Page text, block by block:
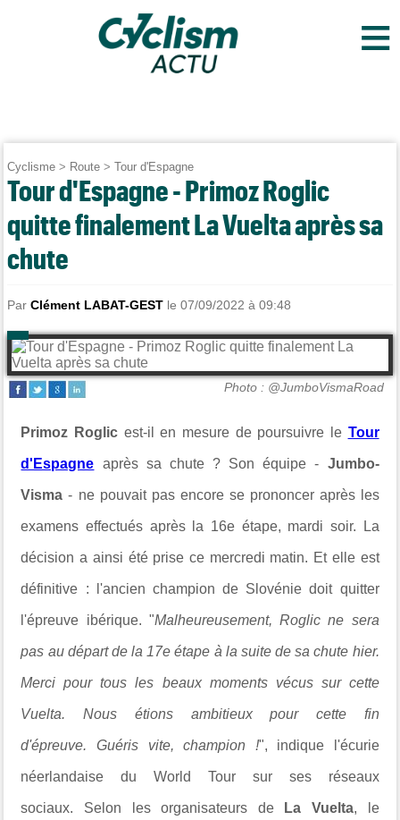
≡
Cyclisme > Route >Tour d'Espagne
Tour d'Espagne - Primoz Roglic
quitte finalement La Vuelta après sa
chute
ParClément LABAT-GEST le 07/09/2022 à 09:48
Photo : @JumboVismaRoad
Primoz Roglic est-il en mesure de poursuivre le Tour
d'Espagne après sa chute ? Son équipe - Jumbo-
Visma - ne pouvait pas encore se prononcer après les
examens effectués après la 16e étape, mardi soir. La
décision a ainsi été prise ce mercredi matin. Et elle est
définitive : l'ancien champion de Slovénie doit quitter
l'épreuve ibérique. "Malheureusement, Roglic ne sera
pas au départ de la 17e étape à la suite de sa chute hier.
Merci pour tous les beaux moments vécus sur cette
Vuelta. Nous étions ambitieux pour cette fin
d'épreuve. Guéris vite, champion !", indique l'écurie
néerlandaise du World Tour sur ses réseaux
sociaux. Selon les organisateurs deLa Vuelta, le